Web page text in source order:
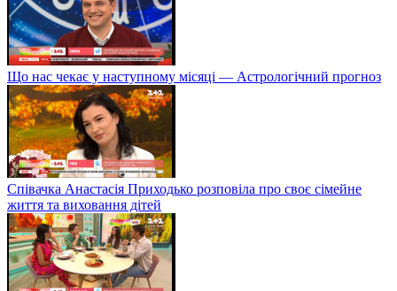
Що нас чекає у наступному місяці — Астрологічний прогноз
Співачка Анастасія Приходько розповіла про своє сімейне
життя та виховання дітей